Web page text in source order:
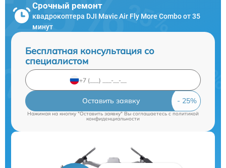
Срочный ремонт
квадрокоптера DJI Mavic Air Fly More Combo от 35
минут
Бесплатная консультация со
специалистом
Оставить заявку
Нажимая на кнопку "Оставить заявку" Вы соглашаетесь cполитикой
конфиденциальности